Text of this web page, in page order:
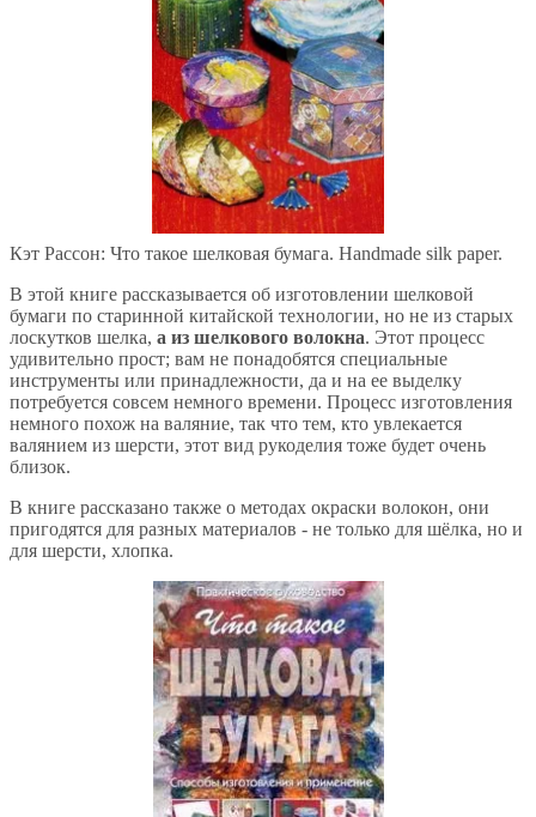
Кэт Рассон: Что такое шелковая бумага. Handmade silk paper.
В этой книге рассказывается об изготовлении шелковой
бумаги по старинной китайской технологии, но не из старых
лоскутков шелка, а из шелкового волокна. Этот процесс
удивительно прост; вам не понадобятся специальные
инструменты или принадлежности, да и на ее выделку
потребуется совсем немного времени. Процесс изготовления
немного похож на валяние, так что тем, кто увлекается
валянием из шерсти, этот вид рукоделия тоже будет очень
близок.
В книге рассказано также о методах окраски волокон, они
пригодятся для разных материалов - не только для шёлка, но и
для шерсти, хлопка.